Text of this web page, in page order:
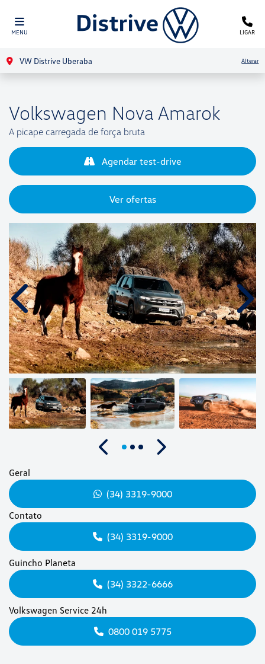
MENU LIGAR
VW Distrive Uberaba Alterar
Volkswagen Nova Amarok
A picape carregada de força bruta
Agendar test-drive
Ver ofertas
Anterior
Anterior
Próximo
Geral
(34) 3319-9000
Contato
(34) 3319-9000
Guincho Planeta
(34) 3322-6666
Volkswagen Service 24h
0800 019 5775